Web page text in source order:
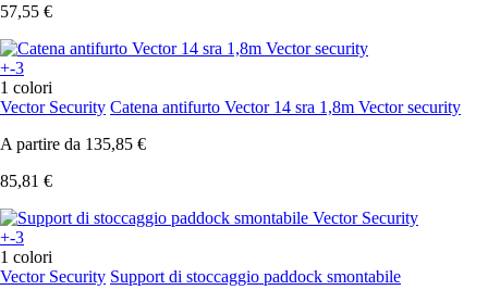
57,55 €
+-3
1 colori
Vector Security Catena antifurto Vector 14 sra 1,8m Vector security
A partire da 135,85 €
85,81 €
+-3
1 colori
Vector Security Support di stoccaggio paddock smontabile